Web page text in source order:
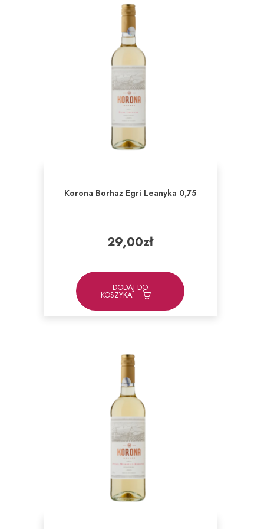
Korona Borhaz Egri Leanyka 0,75
29,00zł
DODAJ DO
KOSZYKA